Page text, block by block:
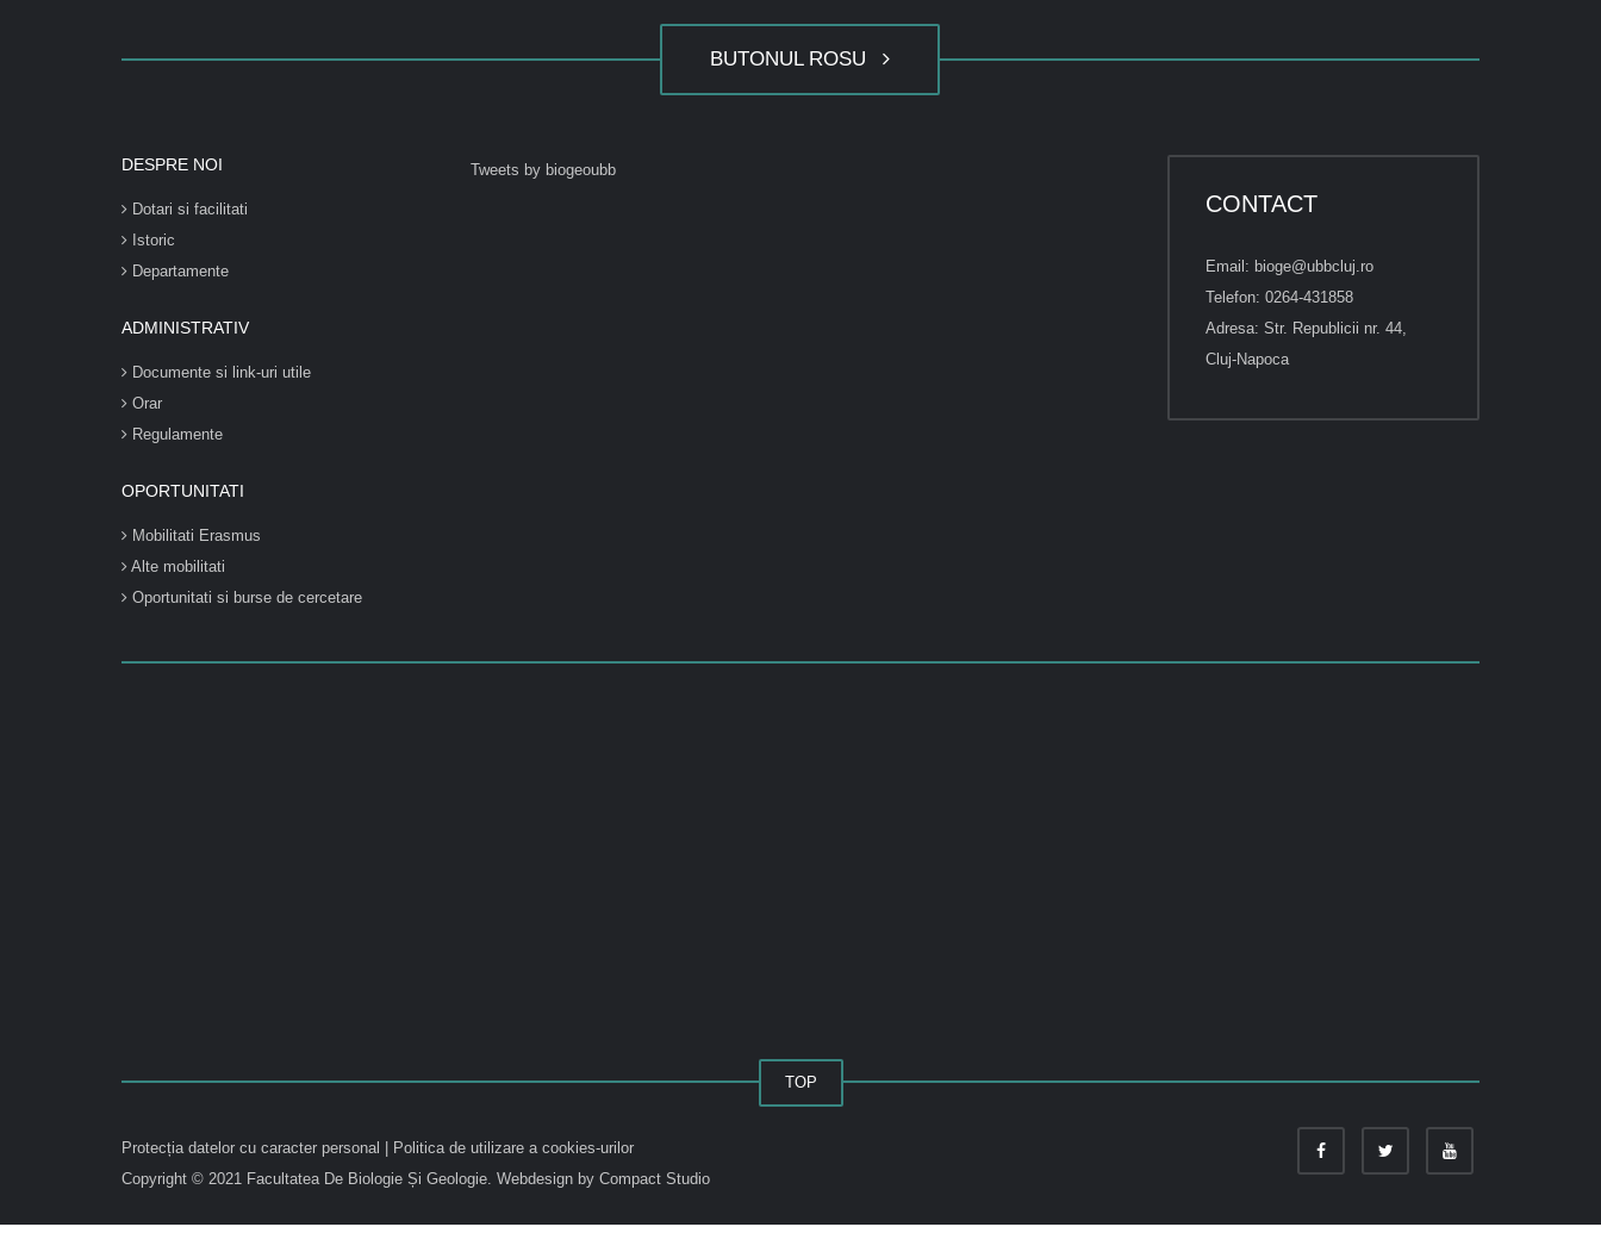
BUTONUL ROSU
DESPRE NOI
Dotari si facilitati
Istoric
Departamente
ADMINISTRATIV
Documente si link-uri utile
Orar
Regulamente
OPORTUNITATI
Mobilitati Erasmus
Alte mobilitati
Oportunitati si burse de cercetare
Tweets by biogeoubb
CONTACT
Email: bioge@ubbcluj.ro
Telefon: 0264-431858
Adresa: Str. Republicii nr. 44,
Cluj-Napoca
TOP
Protecția datelor cu caracter personal
Politica de utilizare a cookies-urilor
Copyright © 2021 Facultatea De Biologie Și Geologie. Webdesign by Compact Studio